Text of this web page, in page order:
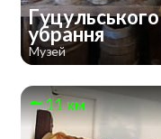
убрання
Музей
11 км